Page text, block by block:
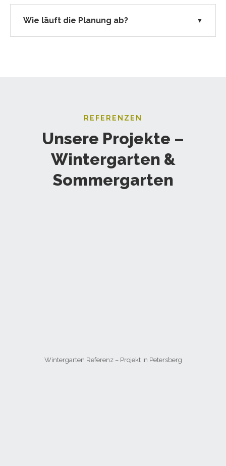
Wie läuft die Planung ab? ▼
REFERENZEN
Unsere Projekte –
Wintergarten &
Sommergarten
Wintergarten Referenz – Projekt in Petersberg